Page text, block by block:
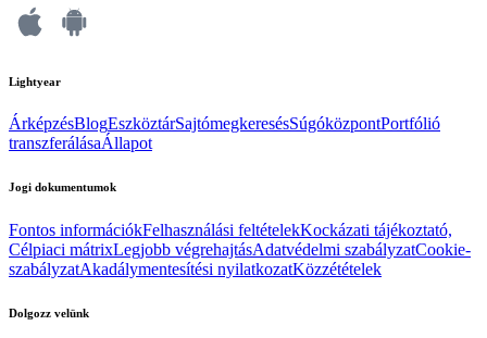
Lightyear
ÁrképzésBlogEszköztárSajtómegkeresésSúgóközpontPortfólió
transzferálásaÁllapot
Jogi dokumentumok
Fontos információkFelhasználási feltételekKockázati tájékoztató,
Célpiaci mátrixLegjobb végrehajtásAdatvédelmi szabályzatCookie-
szabályzatAkadálymentesítési nyilatkozatKözzétételek
Dolgozz velünk